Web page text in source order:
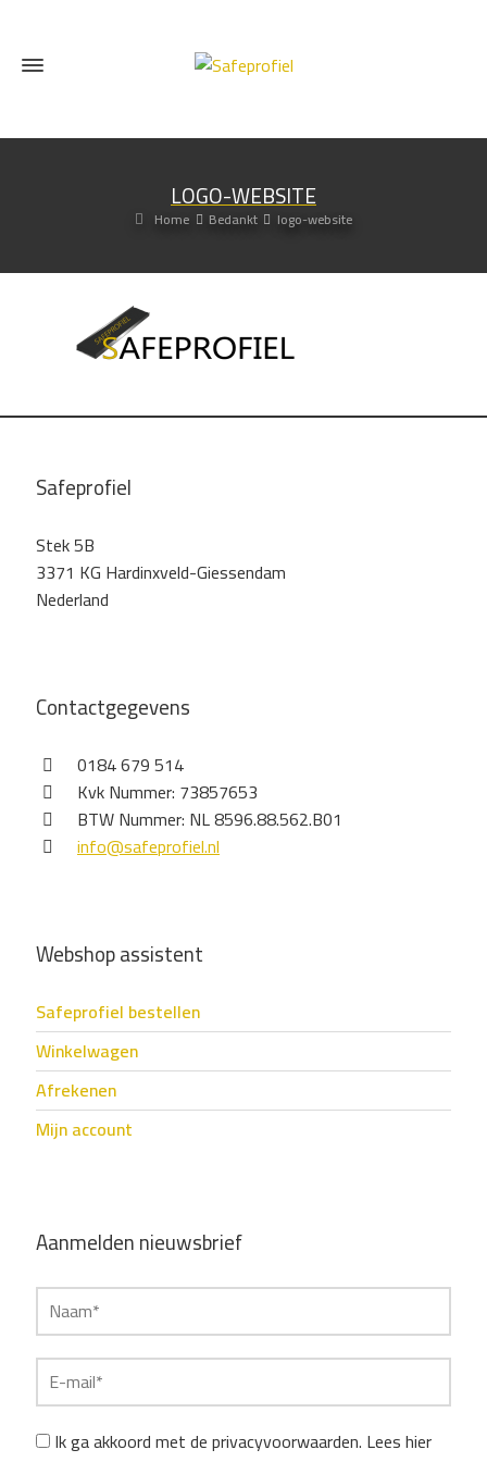
LOGO-WEBSITE
Home Bedankt logo-website
Safeprofiel
Stek 5B
3371 KG Hardinxveld-Giessendam
Nederland
Contactgegevens
0184 679 514
Kvk Nummer: 73857653
BTW Nummer: NL 8596.88.562.B01
info@safeprofiel.nl
Webshop assistent
Safeprofiel bestellen
Winkelwagen
Afrekenen
Mijn account
Aanmelden nieuwsbrief
Ik ga akkoord met de privacyvoorwaarden. Lees hier